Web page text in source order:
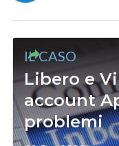
IL CASO
Libero e
account
problemi